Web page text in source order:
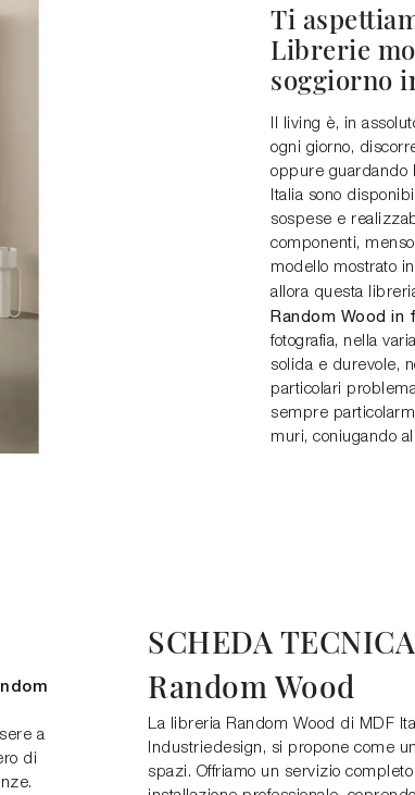
Ti
Librerie
soggiorno
Il living è, in
ogni giorno,
oppure guardando
Italia sono
sospese e
componenti,
modello mostrato
allora questa
Random Wood in
fotografia, nella
solida e durevole,
particolari
sempre
muri, coniugando
a
di
SCHEDA TECNICA
Random Wood
La libreria Random Wood di MDF
Industriedesign, si propone come
spazi. Offriamo un servizio